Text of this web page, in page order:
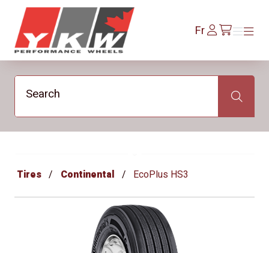
YKW Wheels
FrSe
connecter/fr/cart
Menu
Menu
Search Search
Tires Continental EcoPlus HS3